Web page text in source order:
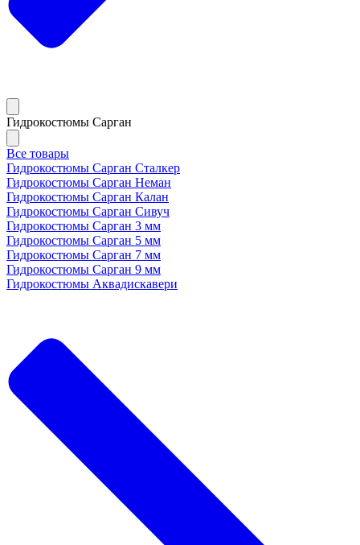
Гидрокостюмы Сарган
Все товары
Гидрокостюмы Сарган Сталкер
Гидрокостюмы Сарган Неман
Гидрокостюмы Сарган Калан
Гидрокостюмы Сарган Сивуч
Гидрокостюмы Сарган 3 мм
Гидрокостюмы Сарган 5 мм
Гидрокостюмы Сарган 7 мм
Гидрокостюмы Сарган 9 мм
Гидрокостюмы Аквадискавери